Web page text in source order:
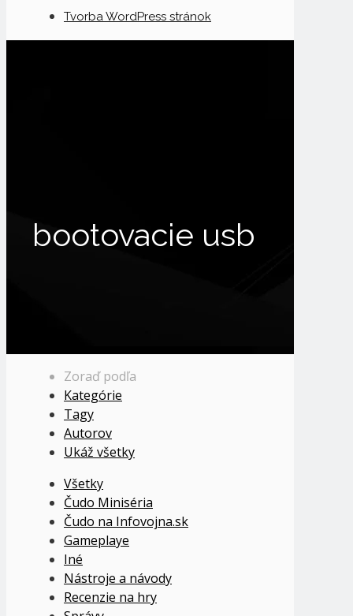
Tvorba WordPress stránok
bootovacie usb
Zoraď podľa
Kategórie
Tagy
Autorov
Ukáž všetky
Všetky
Čudo Miniséria
Čudo na Infovojna.sk
Gameplaye
Iné
Nástroje a návody
Recenzie na hry